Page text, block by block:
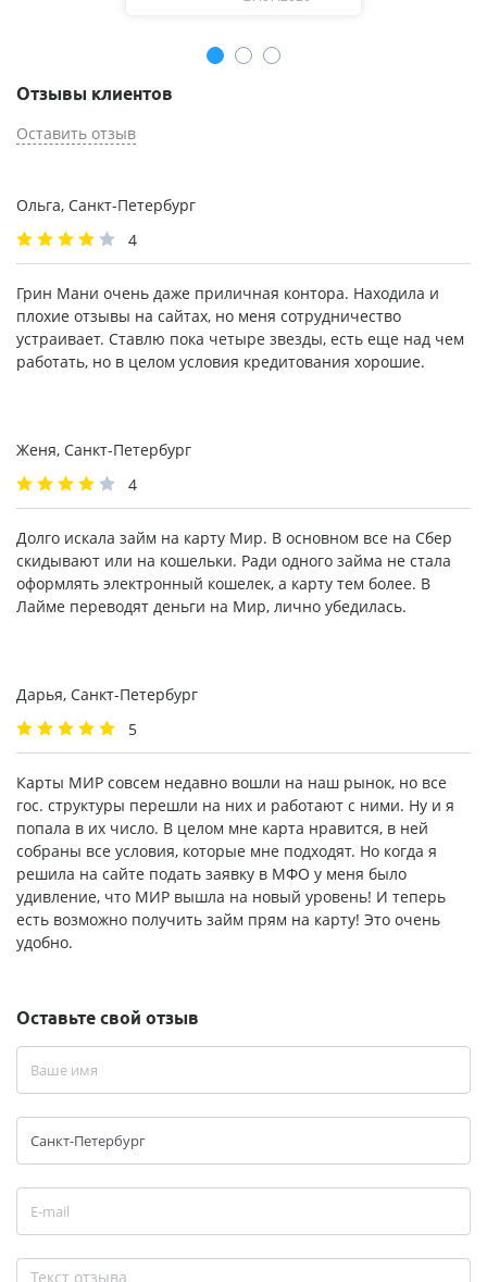
Отзывы клиентов
Оставить отзыв
Ольга, Санкт-Петербург
4
Грин Мани очень даже приличная контора. Находила и
плохие отзывы на сайтах, но меня сотрудничество
устраивает. Ставлю пока четыре звезды, есть еще над чем
работать, но в целом условия кредитования хорошие.
Женя, Санкт-Петербург
4
Долго искала займ на карту Мир. В основном все на Сбер
скидывают или на кошельки. Ради одного займа не стала
оформлять электронный кошелек, а карту тем более. В
Лайме переводят деньги на Мир, лично убедилась.
Дарья, Санкт-Петербург
5
Карты МИР совсем недавно вошли на наш рынок, но все
гос. структуры перешли на них и работают с ними. Ну и я
попала в их число. В целом мне карта нравится, в ней
собраны все условия, которые мне подходят. Но когда я
решила на сайте подать заявку в МФО у меня было
удивление, что МИР вышла на новый уровень! И теперь
есть возможно получить займ прям на карту! Это очень
удобно.
Оставьте свой отзыв